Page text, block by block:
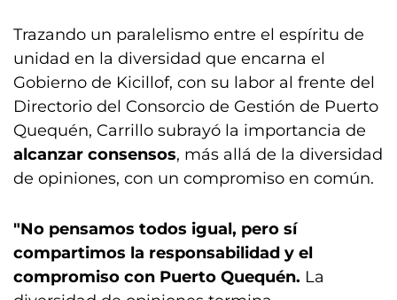
Trazando un paralelismo entre el espíritu de
unidad en la diversidad que encarna el
Gobierno de Kicillof, con su labor al frente del
Directorio del Consorcio de Gestión de Puerto
Quequén, Carrillo subrayó la importancia de
alcanzar consensos, más allá de la diversidad
de opiniones, con un compromiso en común.
"No pensamos todos igual, pero sí
compartimos la responsabilidad y el
compromiso con Puerto Quequén. La